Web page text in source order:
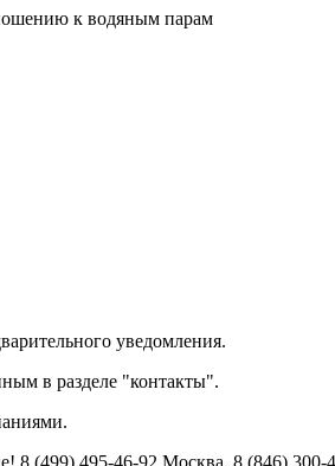
к водяным парам
уведомления.
в разделе "контакты".
(499) 495-46-92 Москва, 8 (846)